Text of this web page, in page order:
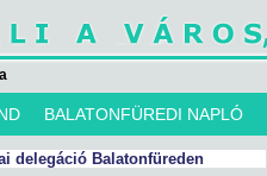
BALATONFÜREDI NAPLÓ
delegáció Balatonfüreden